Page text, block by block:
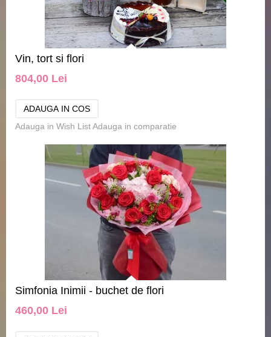
Vin, tort si flori
804,00 Lei
Adauga in Wish ListAdauga in comparatie
Simfonia Inimii - buchet de flori
460,00 Lei